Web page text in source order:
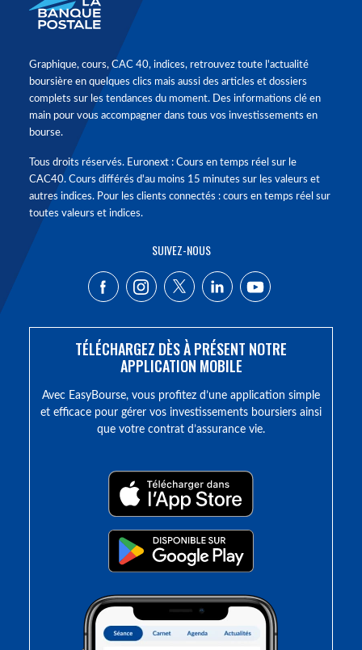
Graphique, cours, CAC 40, indices, retrouvez toute l'actualité
boursière en quelques clics mais aussi des articles et dossiers
complets sur les tendances du moment. Des informations clé en
main pour vous accompagner dans tous vos investissements en
bourse.
Tous droits réservés. Euronext : Cours en temps réel sur le
CAC40. Cours différés d'au moins 15 minutes sur les valeurs et
autres indices. Pour les clients connectés : cours en temps réel sur
toutes valeurs et indices.
SUIVEZ-NOUS
TÉLÉCHARGEZ DÈS À PRÉSENT NOTRE
APPLICATION MOBILE
Avec EasyBourse, vous profitez d’une application simple
et efficace pour gérer vos investissements boursiers ainsi
que votre contrat d’assurance vie.